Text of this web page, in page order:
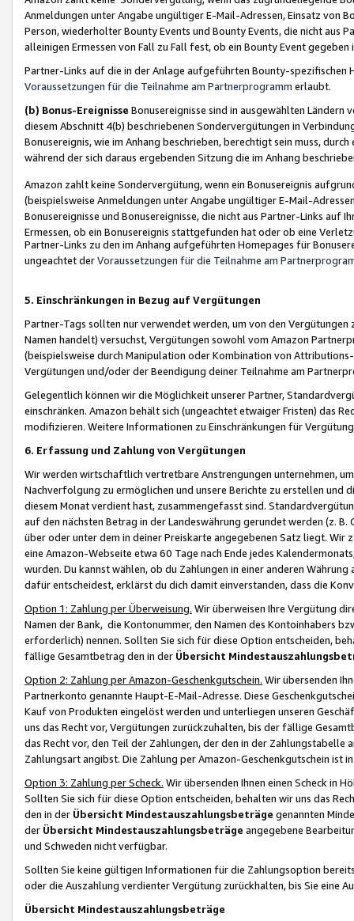
Anmeldungen unter Angabe ungültiger E-Mail-Adressen, Einsatz von
Person, wiederholter Bounty Events und Bounty Events, die nicht
alleinigen Ermessen von Fall zu Fall fest, ob ein Bounty Event
Partner-Links auf die in der Anlage aufgeführten Bounty-spezifischen
Voraussetzungen für die Teilnahme am Partnerprogramm erlaubt.
(b) Bonus-Ereignisse Bonusereignisse sind in ausgewählten Ländern
diesem Abschnitt 4(b) beschriebenen Sondervergütungen in
Bonusereignis, wie im Anhang beschrieben, berechtigt sein muss,
während der sich daraus ergebenden Sitzung die im Anhang
Amazon zahlt keine Sondervergütung, wenn ein Bonusereignis
(beispielsweise Anmeldungen unter Angabe ungültiger E-Mail-
Bonusereignisse und Bonusereignisse, die nicht aus Partner-Links auf
Ermessen, ob ein Bonusereignis stattgefunden hat oder ob eine
Partner-Links zu den im Anhang aufgeführten Homepages für
ungeachtet derVoraussetzungen für die Teilnahme am
5. Einschränkungen in Bezug auf Vergütungen
Partner-Tags sollten nur verwendet werden, um von den
Namen handelt) versuchst, Vergütungen sowohl vom Amazon
(beispielsweise durch Manipulation oder Kombination von
Vergütungen und/oder der Beendigung deiner Teilnahme am
Gelegentlich können wir die Möglichkeit unserer Partner,
einschränken. Amazon behält sich (ungeachtet etwaiger Fristen) das
modifizieren. Weitere Informationen zu Einschränkungen für
6. Erfassung und Zahlung von Vergütungen
Wir werden wirtschaftlich vertretbare Anstrengungen unternehmen,
Nachverfolgung zu ermöglichen und unsere Berichte zu erstellen und
diesem Monat verdient hast, zusammengefasst sind.
auf den nächsten Betrag in der Landeswährung gerundet werden (z.
über oder unter dem in deiner Preiskarte angegebenen Satz liegt.
eine Amazon-Webseite etwa 60 Tage nach Ende jedes
wurden. Du kannst wählen, ob du Zahlungen in einer anderen
dafür entscheidest, erklärst du dich damit einverstanden, dass die
Option 1: Zahlung per Überweisung. Wir überweisen Ihre Vergütung
Namen der Bank, die Kontonummer, den Namen des Kontoinhabers
erforderlich) nennen. Sollten Sie sich für diese Option entscheiden,
fällige Gesamtbetrag den in der Übersicht
Option 2: Zahlung per Amazon-Geschenkgutschein. Wir übersenden
Partnerkonto genannte Haupt-E-Mail-Adresse. Diese
Kauf von Produkten eingelöst werden und unterliegen unseren
uns das Recht vor, Vergütungen zurückzuhalten, bis der fällige
das Recht vor, den Teil der Zahlungen, der den in der
Zahlungsart angibst. Die Zahlung per Amazon-Geschenkgutschein ist
Option 3: Zahlung per Scheck. Wir übersenden Ihnen einen Scheck in
Sollten Sie sich für diese Option entscheiden, behalten wir uns das
den in der Übersicht Mindestauszahlungsbeträge genannten
der Übersicht Mindestauszahlungsbeträge angegebene
und Schweden nicht verfügbar.
Sollten Sie keine gültigen Informationen für die Zahlungsoption
oder die Auszahlung verdienter Vergütung zurückhalten, bis Sie
Übersicht Mindestauszahlungsbeträge